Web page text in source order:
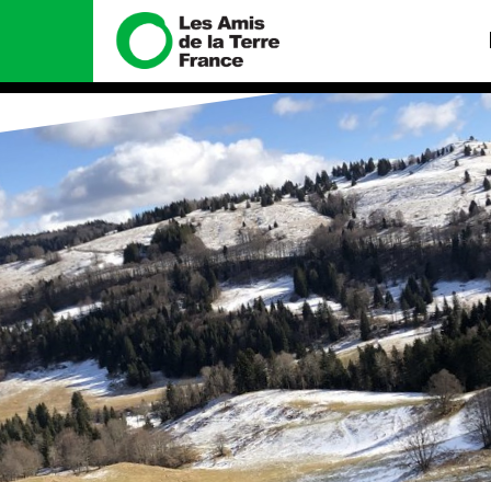
Nous connaître
Histoire
Manifeste
Missions et méthodes
Valeurs
Équipes et
fonctionnement
Le réseau dans le monde
Nos alliés
Je soutiens les Amis de la
Nos
Total, rendez-
tribunal
Gaz « naturel
enfumage
Mode : une
destructrice
Gaz au
violence
Nos autres